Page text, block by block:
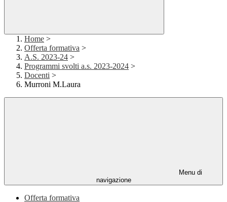
Home >
Offerta formativa >
A.S. 2023-24 >
Programmi svolti a.s. 2023-2024 >
Docenti >
Murroni M.Laura
Menu di
navigazione
Offerta formativa